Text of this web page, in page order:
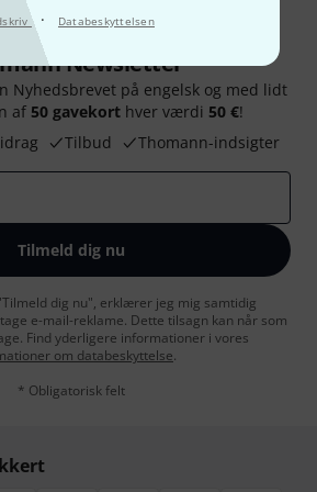
· Databeskyttelsen
Newsletter
Nyhedsbrevet på engelsk og med lidt
af 50 gavekort hver værdi 50 €!
Tilbud Thomann-indsigter
Tilmeld dig nu
dig nu", erklærer jeg mig samtidig
e-mail-reklame. Dette tilsagn kan når som
Find yderligere informationer i vores
om databeskyttelse.
* Obligatorisk felt